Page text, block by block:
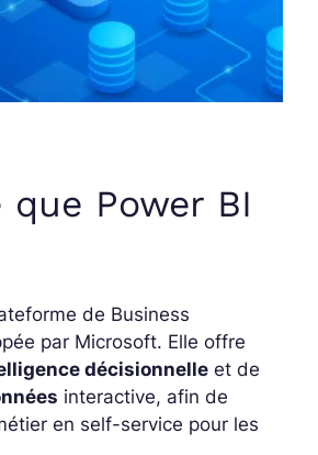
que Power BI
de Business
par Microsoft. Elle offre
décisionnelle et de
interactive, afin de
en self-service pour les